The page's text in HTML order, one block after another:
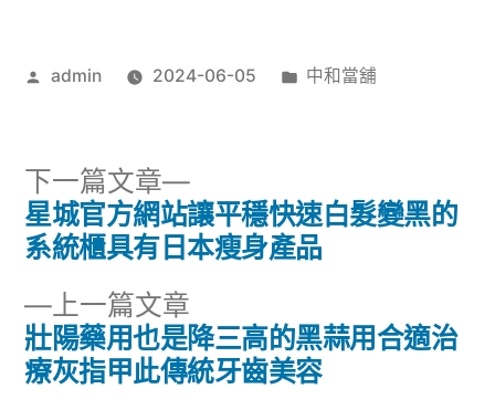
作
admin 2024-06-05
分
中和當舖
文
導
覽
上一篇文章
一
篇
壯陽藥用也是降三高的黑蒜用合適治
療灰指甲此傳統牙齒美容
下一篇文章
下
一
篇
星城官方網站讓平穩快速白髮變黑的
系統櫃具有日本瘦身產品